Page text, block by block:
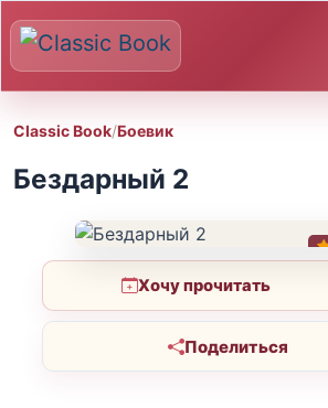
Classic Book/Боевик
Бездарный 2
Хочу прочитать
Поделиться